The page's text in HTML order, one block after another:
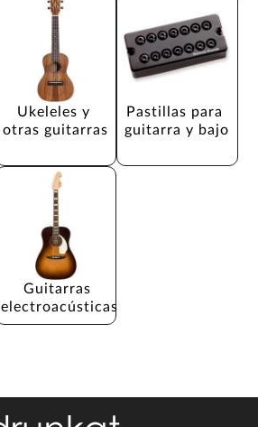
Ukeleles y
otras guitarras
Pastillas para
guitarra y bajo
Guitarras
electroacústicas